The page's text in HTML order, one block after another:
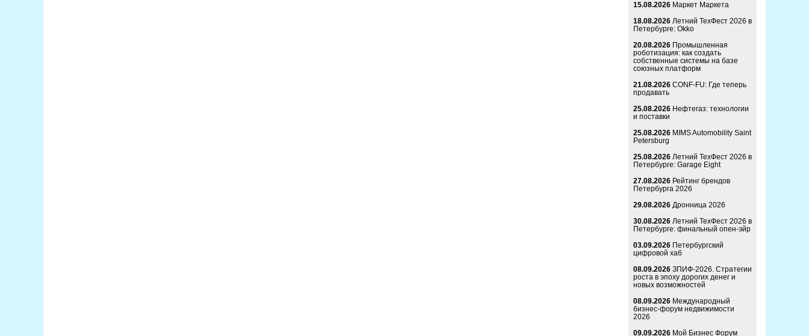
15.08.2026 Маркет Маркета
18.08.2026 Летний ТехФест 2026 в
Петербурге: Okko
20.08.2026 Промышленная
роботизация: как создать
собственные системы на базе
союзных платформ
21.08.2026 CONF-FU: Где теперь
продавать
25.08.2026 Нефтегаз: технологии
и поставки
25.08.2026 MIMS Automobility Saint
Petersburg
25.08.2026 Летний ТехФест 2026 в
Петербурге: Garage Eight
27.08.2026 Рейтинг брендов
Петербурга 2026
29.08.2026 Дронница 2026
30.08.2026 Летний ТехФест 2026 в
Петербурге: финальный опен-эйр
03.09.2026 Петербургский
цифровой хаб
08.09.2026 ЗПИФ-2026. Стратегии
роста в эпоху дорогих денег и
новых возможностей
08.09.2026 Международный
бизнес-форум недвижимости
2026
09.09.2026 Мой Бизнес Форум